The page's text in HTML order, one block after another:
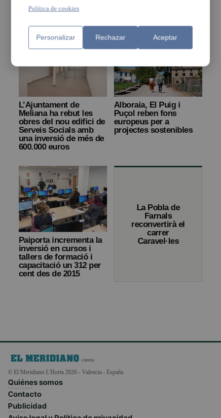
L’Ajuntament de
Meliana ha rebut les
obres del nou edifici de
Serveis Socials amb
una inversió de més de
600.000 euros
Alboraia, El Puig i
Puçol reben fons
europeus per a
projectes sostenibles
Paiporta incrementa la
inversió en cursos i
tallers de formació i
capacitació un 312 per
cent des de 2015
La Pobla de
Farnals
reconvertirà el
carrer
Caravel·les
© El Meridiano L'Horta 2026 - Valencia - España
Quiénes somos
Contacto
Publicidad
Política de cookies
Personalizar Rechazar Aceptar